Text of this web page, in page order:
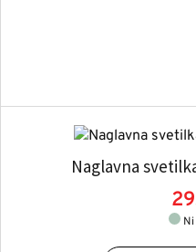
Naglavna